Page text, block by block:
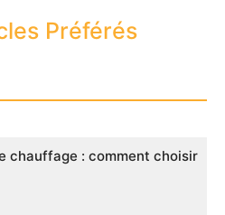
Préférés
chauffage : comment choisir